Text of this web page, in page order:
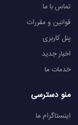
تماس با ما
قوانین و مقررات
پنل کاربری
اخبار جدید
خدمات ما
منو دسترسی
اینستاگرام ما